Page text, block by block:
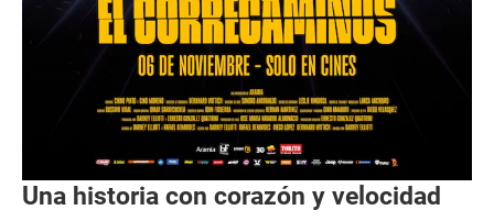
Una historia con corazón y velocidad